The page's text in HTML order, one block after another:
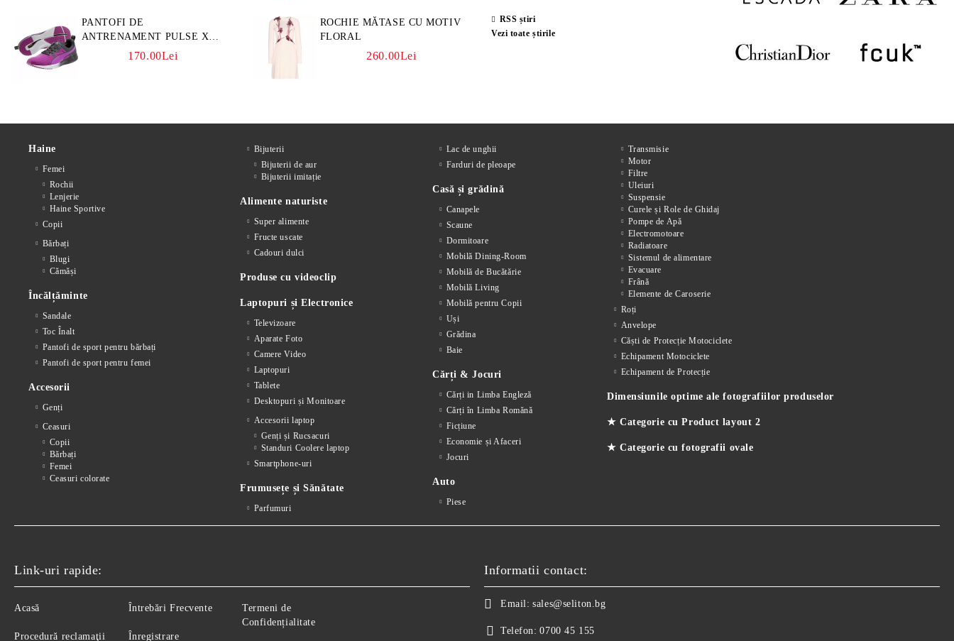
PANTOFI DE
ANTRENAMENT PULSE XT
170.00Lei
ROCHIE MĂTASE CU MOTIV
FLORAL
260.00Lei
RSS știri
Vezi toate știrile
Haine
Femei
Rochii
Lenjerie
Haine Sportive
Copii
Bărbați
Blugi
Cămăși
Încălțăminte
Sandale
Toc Înalt
Pantofi de sport pentru bărbați
Pantofi de sport pentru femei
Accesorii
Genți
Ceasuri
Copii
Bărbați
Femei
Ceasuri colorate
Bijuterii
Bijuterii de aur
Bijuterii imitație
Alimente naturiste
Super alimente
Fructe uscate
Cadouri dulci
Produse cu videoclip
Laptopuri și Electronice
Televizoare
Aparate Foto
Camere Video
Laptopuri
Tablete
Desktopuri și Monitoare
Accesorii laptop
Genți și Rucsacuri
Standuri Coolere laptop
Smartphone-uri
Frumusețe și Sănătate
Parfumuri
Lac de unghii
Farduri de pleoape
Casă și grădină
Canapele
Scaune
Dormitoare
Mobilă Dining-Room
Mobilă de Bucătărie
Mobilă Living
Mobilă pentru Copii
Uși
Grădina
Baie
Cărți & Jocuri
Cărți in Limba Engleză
Cărți în Limba Romănă
Ficțiune
Economie și Afaceri
Jocuri
Auto
Piese
Transmisie
Motor
Filtre
Uleiuri
Suspensie
Curele și Role de Ghidaj
Pompe de Apă
Electromotoare
Radiatoare
Sistemul de alimentare
Evacuare
Frână
Elemente de Caroserie
Roți
Anvelope
Căști de Protecție Motociclete
Echipament Motociclete
Echipament de Protecție
Dimensiunile optime ale fotografiilor produselor
★ Categorie cu Product layout 2
★ Categorie cu fotografii ovale
Link-uri rapide:
Acasă
Procedură reclamaţii
Întrebări Frecvente
Înregistrare
Termeni de
Confidențialitate
Informatii contact:
Email: sales@seliton.bg
Telefon: 0700 45 155